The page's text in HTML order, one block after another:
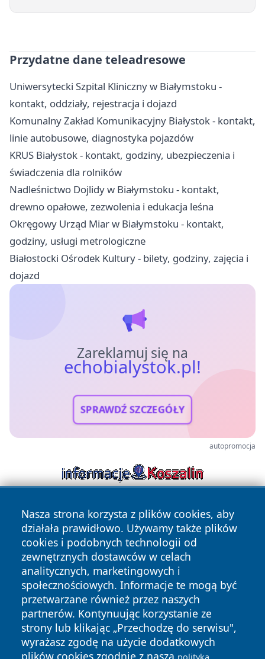
Przydatne dane teleadresowe
Uniwersytecki Szpital Kliniczny w Białymstoku -
kontakt, oddziały, rejestracja i dojazd
Komunalny Zakład Komunikacyjny Białystok - kontakt,
linie autobusowe, diagnostyka pojazdów
KRUS Białystok - kontakt, godziny, ubezpieczenia i
świadczenia dla rolników
Nadleśnictwo Dojlidy w Białymstoku - kontakt,
drewno opałowe, zezwolenia i edukacja leśna
Okręgowy Urząd Miar w Białymstoku - kontakt,
godziny, usługi metrologiczne
Białostocki Ośrodek Kultury - bilety, godziny, zajęcia i
dojazd
Zareklamuj się na
echobialystok.pl!
SPRAWDŹ SZCZEGÓŁY
autopromocja
Nasza strona korzysta z plików cookies, aby
działała prawidłowo. Używamy także plików
cookies i podobnych technologii od
zewnętrznych dostawców w celach
analitycznych, marketingowych i
społecznościowych. Informacje te mogą być
przetwarzane również przez naszych
partnerów. Kontynuując korzystanie ze
strony lub klikając „Przechodzę do serwisu",
wyrażasz zgodę na użycie dodatkowych
plików cookies zgodnie z naszą
Copyright © 2026 echobialystok.pl Wszystkie prawa
zastrzeżone.
News Autorzy
Polityka
Prywatności
Polityka
Cookies